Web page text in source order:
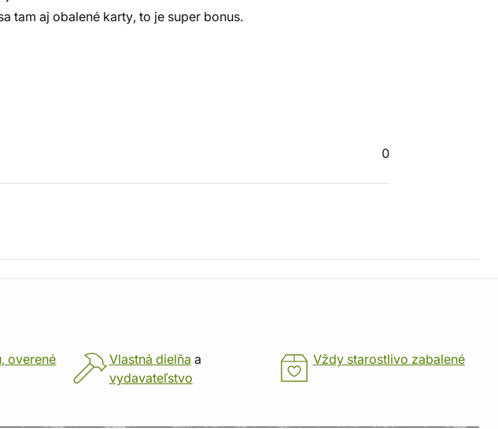
tam aj obalené karty, to je super bonus.
0
overené
Vlastná dielňa a
vydavateľstvo
Vždy starostlivo zabalené